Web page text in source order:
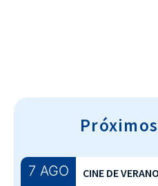
7 AGO CINE DE